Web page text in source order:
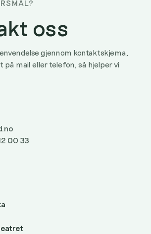
oss
gjennom kontaktskjema,
på mail eller telefon, så hjelper vi
00 33